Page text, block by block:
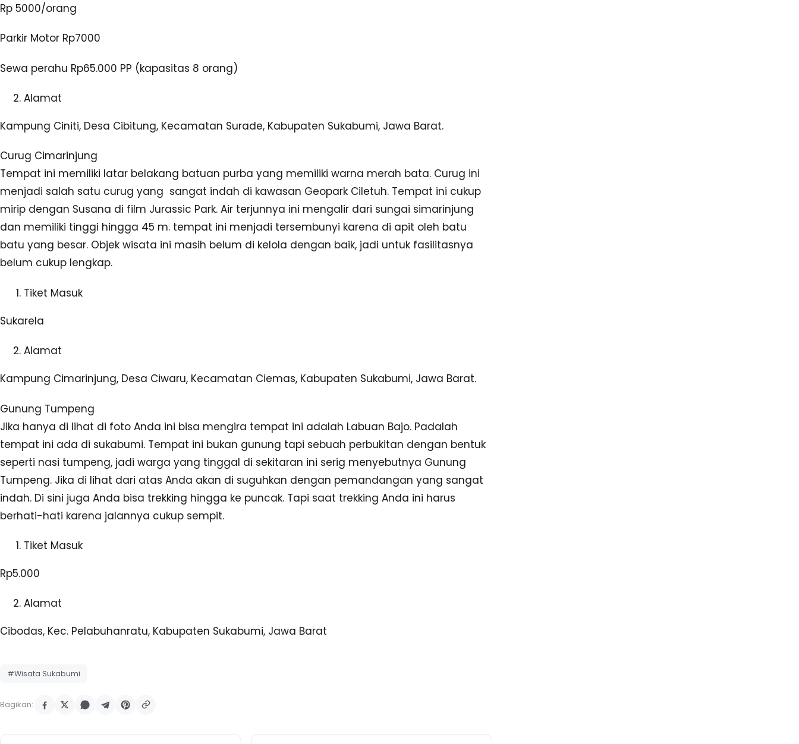
Rp 5000/orang
Parkir Motor Rp7000
Sewa perahu Rp65.000 PP (kapasitas 8 orang)
Alamat
Kampung Ciniti, Desa Cibitung, Kecamatan Surade, Kabupaten Sukabumi, Jawa Barat.
Curug Cimarinjung
Tempat ini memiliki latar belakang batuan purba yang memiliki warna merah bata. Curug ini
menjadi salah satu curug yang sangat indah di kawasan Geopark Ciletuh. Tempat ini cukup
mirip dengan Susana di film Jurassic Park. Air terjunnya ini mengalir dari sungai simarinjung
dan memiliki tinggi hingga 45 m. tempat ini menjadi tersembunyi karena di apit oleh batu
batu yang besar. Objek wisata ini masih belum di kelola dengan baik, jadi untuk fasilitasnya
belum cukup lengkap.
Tiket Masuk
Sukarela
Alamat
Kampung Cimarinjung, Desa Ciwaru, Kecamatan Ciemas, Kabupaten Sukabumi, Jawa Barat.
Gunung Tumpeng
Jika hanya di lihat di foto Anda ini bisa mengira tempat ini adalah Labuan Bajo. Padalah
tempat ini ada di sukabumi. Tempat ini bukan gunung tapi sebuah perbukitan dengan bentuk
seperti nasi tumpeng, jadi warga yang tinggal di sekitaran ini serig menyebutnya Gunung
Tumpeng. Jika di lihat dari atas Anda akan di suguhkan dengan pemandangan yang sangat
indah. Di sini juga Anda bisa trekking hingga ke puncak. Tapi saat trekking Anda ini harus
berhati-hati karena jalannya cukup sempit.
Tiket Masuk
Rp5.000
Alamat
Cibodas, Kec. Pelabuhanratu, Kabupaten Sukabumi, Jawa Barat
#Wisata Sukabumi
Bagikan: